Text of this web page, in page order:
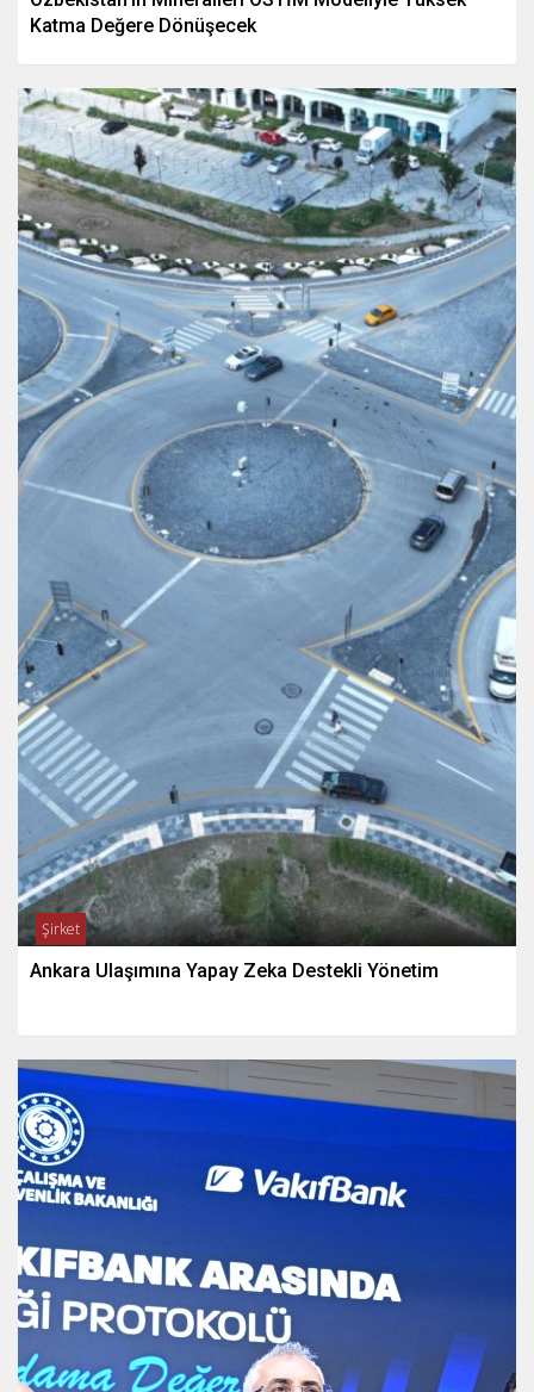
Katma Değere Dönüşecek
Şirket
Ankara Ulaşımına Yapay Zeka Destekli Yönetim